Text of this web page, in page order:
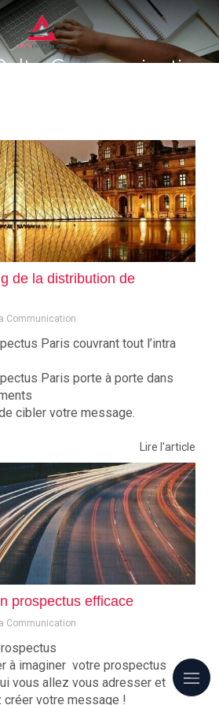
Communication
de la distribution de
Communication
Paris couvrant tout l’intra
Paris porte à porte dans
cibler votre message.
Lire l'article
prospectus efficace
Communication
à imaginer votre prospectus
vous allez vous adresser et
votre message !